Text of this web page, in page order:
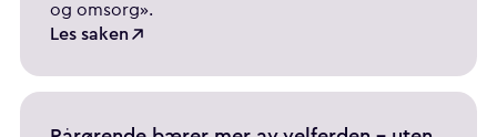
og omsorg».
Les saken